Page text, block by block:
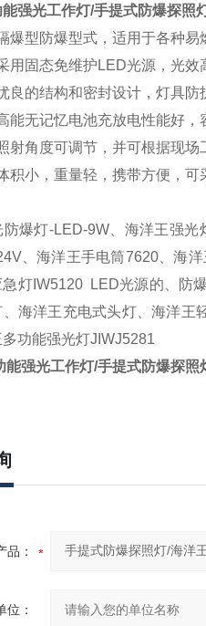
强光工作灯/手提式防爆探照
爆型防爆型式，适用于各种易
用固态免维护LED光源，光效
良的结构和密封设计，灯具防
能无记忆电池充放电性能好，
射角度可调节，并可根据现场
积小，重量轻，携带方便，可
防爆灯-LED-9W、海洋王强
、海洋王手电筒7620、海洋
灯IW5120 LED光源的、防
海洋王充电式头灯、海洋王
功能强光灯JIWJ5281
能强光工作灯/手提式防爆探
品：
位：